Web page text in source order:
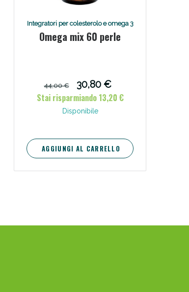
Integratori per colesterolo e omega 3
Omega mix 60 perle
44,00 €
30,80 €
Stai risparmiando 13,20 €
Disponibile
AGGIUNGI AL CARRELLO